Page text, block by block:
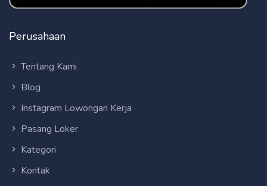
Perusahaan
Tentang Kami
Blog
Instagram Lowongan Kerja
Pasang Loker
Kategori
Kontak